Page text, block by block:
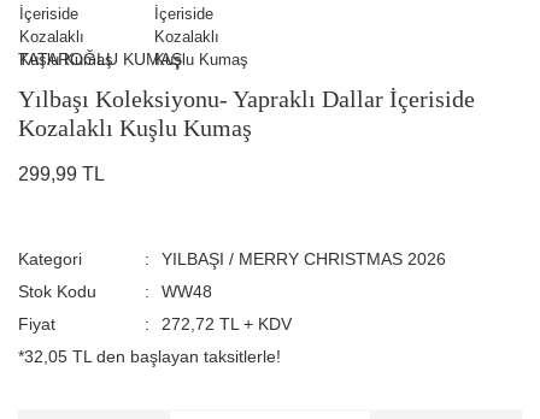
TATAROĞLU KUMAŞ
Yılbaşı Koleksiyonu- Yapraklı Dallar İçeriside
Kozalaklı Kuşlu Kumaş
299,99 TL
Kategori
YILBAŞI / MERRY CHRISTMAS 2026
Stok Kodu
WW48
Fiyat
272,72 TL + KDV
*32,05 TL den başlayan taksitlerle!